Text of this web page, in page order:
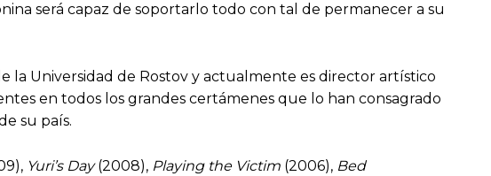
será capaz de soportarlo todo con tal de permanecer a su
la Universidad de Rostov y actualmente es director artístico
en todos los grandes certámenes que lo han consagrado
su país.
Yuri’s Day(2008), Playing the Victim (2006), Bed